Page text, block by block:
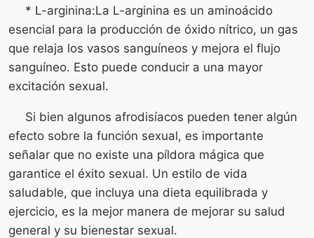
* L-arginina:La L-arginina es un aminoácido
esencial para la producción de óxido nítrico, un gas
que relaja los vasos sanguíneos y mejora el flujo
sanguíneo. Esto puede conducir a una mayor
excitación sexual.
Si bien algunos afrodisíacos pueden tener algún
efecto sobre la función sexual, es importante
señalar que no existe una píldora mágica que
garantice el éxito sexual. Un estilo de vida
saludable, que incluya una dieta equilibrada y
ejercicio, es la mejor manera de mejorar su salud
general y su bienestar sexual.